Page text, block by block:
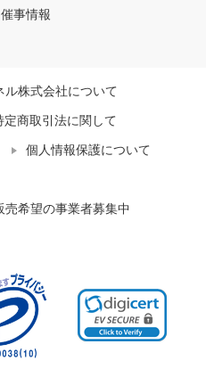
事情報
ル株式会社について
定商取引法に関して
個人情報保護について
希望の事業者募集中